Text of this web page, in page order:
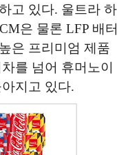
고 있다. 울트라 하
은 물론 LFP 배터
은 프리미엄 제품
를 넘어 휴머노이
지고 있다.